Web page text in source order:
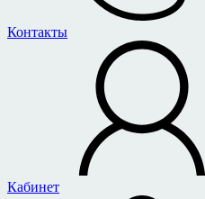
Контакты
Кабинет